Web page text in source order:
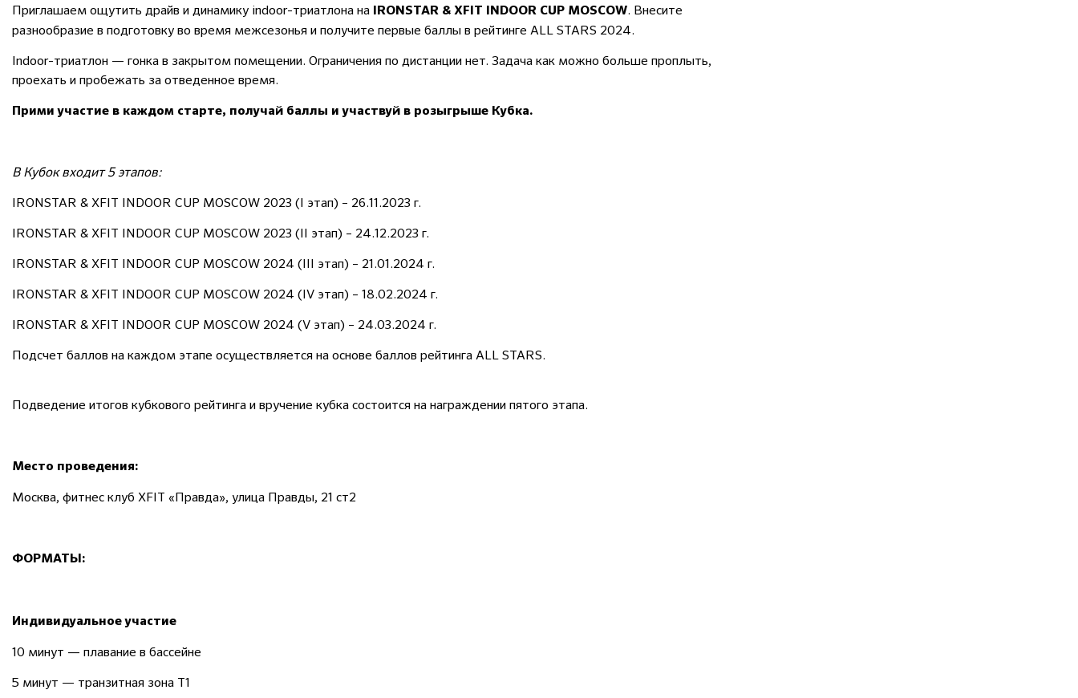
Приглашаем ощутить драйв и динамику indoor-триатлонана IRONSTAR & XFIT INDOOR CUP MOSCOW. Внесите
разнообразие в подготовку во время межсезонья и получите первые баллы в рейтинге ALL STARS 2024.
Indoor-триатлон — гонка в закрытом помещении. Ограничения по дистанции нет. Задача как можно больше проплыть,
проехать и пробежать за отведенное время.
Прими участие в каждом старте, получай баллы и участвуй в розыгрыше Кубка.
В Кубок входит 5 этапов:
IRONSTAR & XFIT INDOOR CUP MOSCOW 2023 (I этап) – 26.11.2023 г.
IRONSTAR & XFIT INDOOR CUP MOSCOW 2023 (II этап) – 24.12.2023 г.
IRONSTAR & XFIT INDOOR CUP MOSCOW 2024 (III этап) – 21.01.2024 г.
IRONSTAR & XFIT INDOOR CUP MOSCOW 2024 (IV этап) – 18.02.2024 г.
IRONSTAR & XFIT INDOOR CUP MOSCOW 2024 (V этап) – 24.03.2024 г.
Подсчет баллов на каждом этапе осуществляется на основе баллов рейтинга ALL STARS.
Подведение итогов кубкового рейтинга и вручение кубка состоится на награждении пятого этапа.
Место проведения:
Москва, фитнес клуб XFIT «Правда», ​улица Правды, 21 ст2
ФОРМАТЫ:
Индивидуальное участие
10 минут — плавание в бассейне
5 минут — транзитная зона Т1